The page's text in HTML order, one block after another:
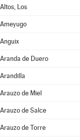
Altos, Los
Ameyugo
Anguix
Aranda de Duero
Arandilla
Arauzo de Miel
Arauzo de Salce
Arauzo de Torre